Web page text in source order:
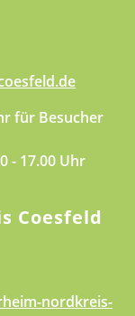
für Besucher
- 17.00 Uhr
Coesfeld
nordkreis-